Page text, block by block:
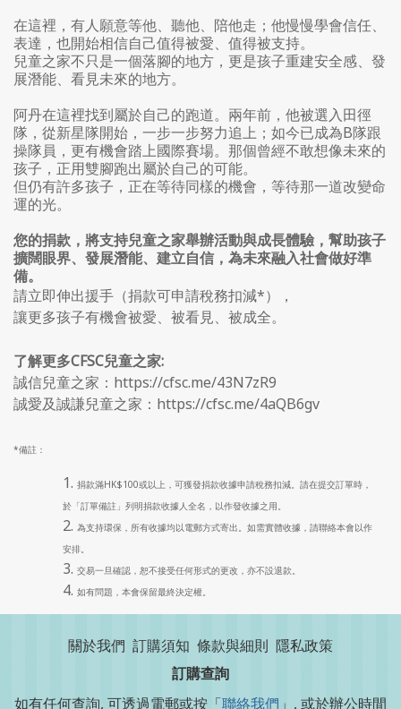
在這裡，有人願意等他、聽他、陪他走；他慢慢學會信任、
表達，也開始相信自己值得被愛、值得被支持。
兒童之家不只是一個落腳的地方，更是孩子重建安全感、發
展潛能、看見未來的地方。
阿丹在這裡找到屬於自己的跑道。兩年前，他被選入田徑
隊，從新星隊開始，一步一步努力追上；如今已成為B隊跟
操隊員，更有機會踏上國際賽場。那個曾經不敢想像未來的
孩子，正用雙腳跑出屬於自己的可能。
但仍有許多孩子，正在等待同樣的機會，等待那一道改變命
運的光。
您的捐款，將支持兒童之家舉辦活動與成長體驗，幫助孩子
擴闊眼界、發展潛能、建立自信，為未來融入社會做好準
備。
請立即伸出援手（捐款可申請稅務扣減*），
讓更多孩子有機會被愛、被看見、被成全。
了解更多CFSC兒童之家:
誠信兒童之家 ： https://cfsc.me/43N7zR9
誠愛及誠謙兒童之家： https://cfsc.me/4aQB6gv
*備註：
捐款滿HK$100或以上，可獲發捐款收據申請稅務扣減。請在提交訂單時，
於「訂單備註」列明捐款收據人全名，以作發收據之用。
為支持環保，所有收據均以電郵方式寄出。如需實體收據，請聯絡本會以作
安排。
交易一旦確認，恕不接受任何形式的更改，亦不設退款。
如有問題，本會保留最終決定權。
關於我們 訂購須知 條款與細則 隱私政策
訂購查詢
如有任何查詢, 可透過電郵或按「聯絡我們 」, 或於辦公時間